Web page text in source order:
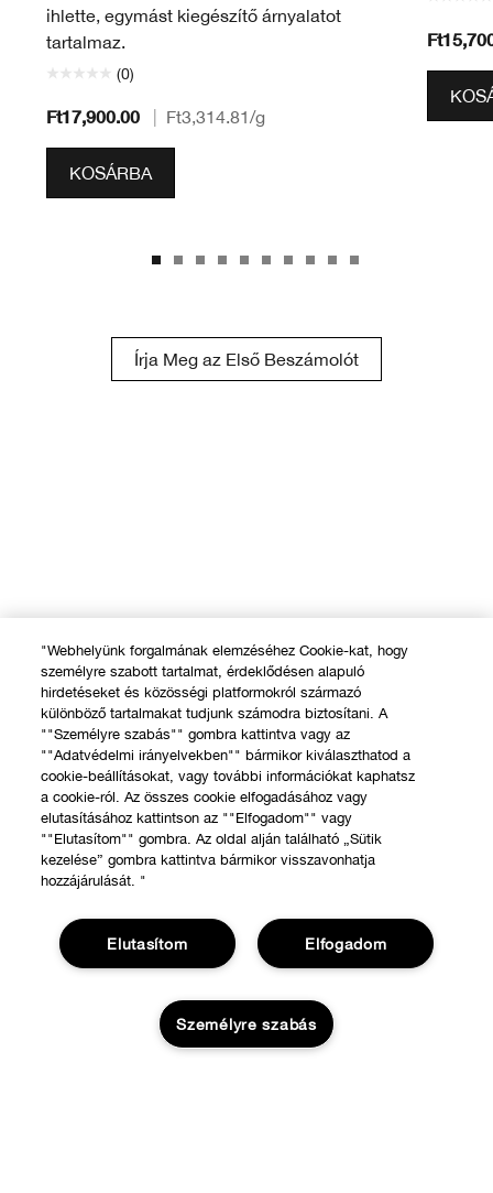
ihlette, egymást kiegészítő árnyalatot
tartalmaz.
(0)
Ft17,900.00 Ft3,314.81/g
KOSÁRBA
Írja Meg az Első Beszámolót
"Webhelyünk forgalmának elemzéséhez Cookie-kat, hogy
személyre szabott tartalmat, érdeklődésen alapuló
hirdetéseket és közösségi platformokról származó
különböző tartalmakat tudjunk számodra biztosítani. A
""Személyre szabás"" gombra kattintva vagy az
""Adatvédelmi irányelvekben"" bármikor kiválaszthatod a
cookie-beállításokat, vagy további információkat kaphatsz
a cookie-ról. Az összes cookie elfogadásához vagy
elutasításához kattintson az ""Elfogadom"" vagy
""Elutasítom"" gombra. Az oldal alján található „Sütik
kezelése” gombra kattintva bármikor visszavonhatja
hozzájárulását. "
Elfogadom
Elutasítom
Személyre szabás